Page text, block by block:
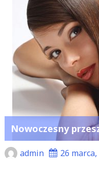
Nowoczesny
admin 26 marca,